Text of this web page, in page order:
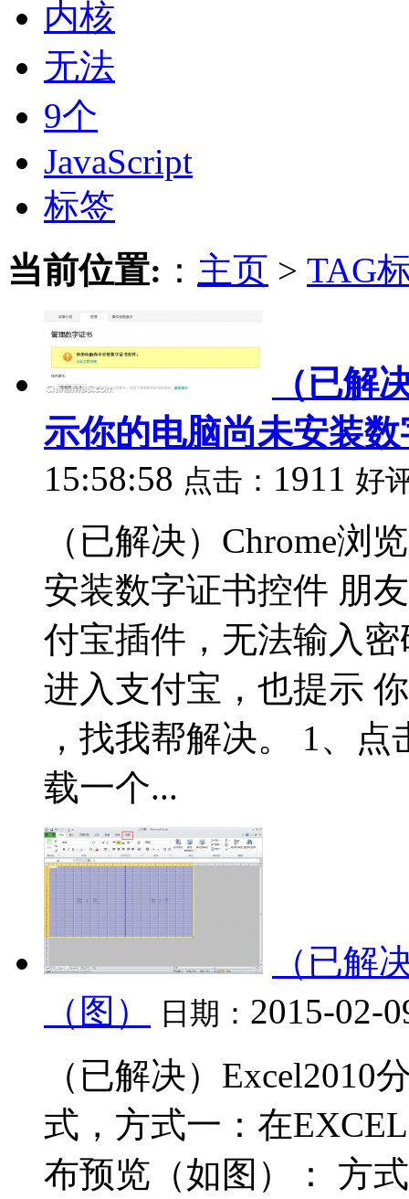
内核
无法
9个
JavaScript
标签
当前位置: ： 主页 > TAG
（已解
示你的电脑尚未安装
15:58:58 点击： 1911 好
（已解决）Chrome浏
安装数字证书控件 朋
付宝插件，无法输入
进入支付宝，也提示
，找我帮解决。 1、
载一个...
（已解
（图）
日期： 2015-02-
（已解决）
式，方式一：在
布预览（如图）： 方